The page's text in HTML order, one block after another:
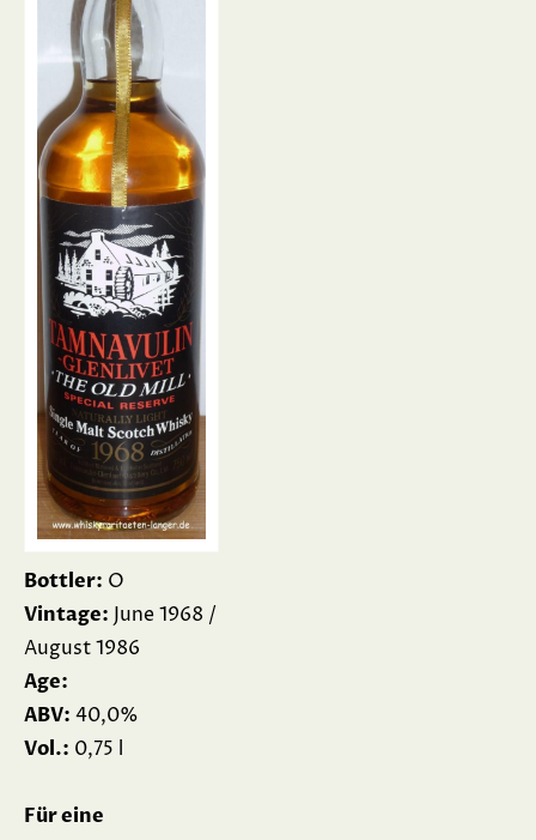
Bottler: O
Vintage: June 1968 /
August 1986
Age:
ABV: 40,0%
Vol.: 0,75 l
Für eine